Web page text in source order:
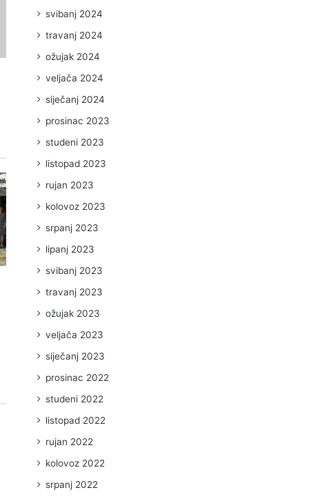
svibanj 2024
travanj 2024
ožujak 2024
veljača 2024
siječanj 2024
prosinac 2023
studeni 2023
listopad 2023
rujan 2023
kolovoz 2023
srpanj 2023
lipanj 2023
svibanj 2023
travanj 2023
ožujak 2023
veljača 2023
siječanj 2023
prosinac 2022
studeni 2022
listopad 2022
rujan 2022
kolovoz 2022
srpanj 2022